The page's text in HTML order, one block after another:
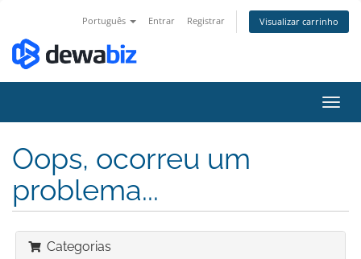
Português Entrar Registrar Visualizar carrinho
Oops, ocorreu um
problema...
Categorias